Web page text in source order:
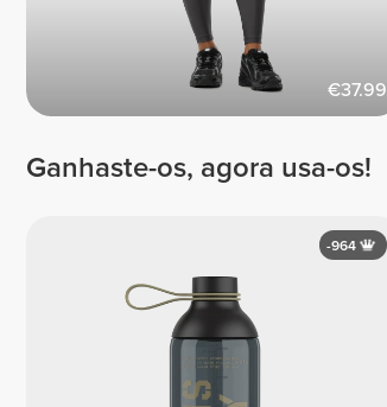
€37.99
Ganhaste-os, agora usa-os!
-964